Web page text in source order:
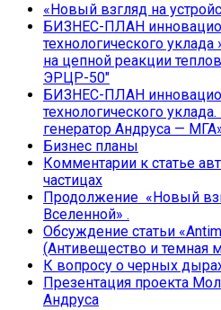
«Новый взгляд на
БИЗНЕС-ПЛАН
технологического
на цепной реакции
ЭРЦР-50″
БИЗНЕС-ПЛАН
технологического
генератор Андруса —
Бизнес планы
Комментарии к статье
частицах
Продолжение «Новый
Вселенной» .
Обсуждение статьи
(Антивещество и темная
К вопросу о черных
Презентация проекта
Андруса